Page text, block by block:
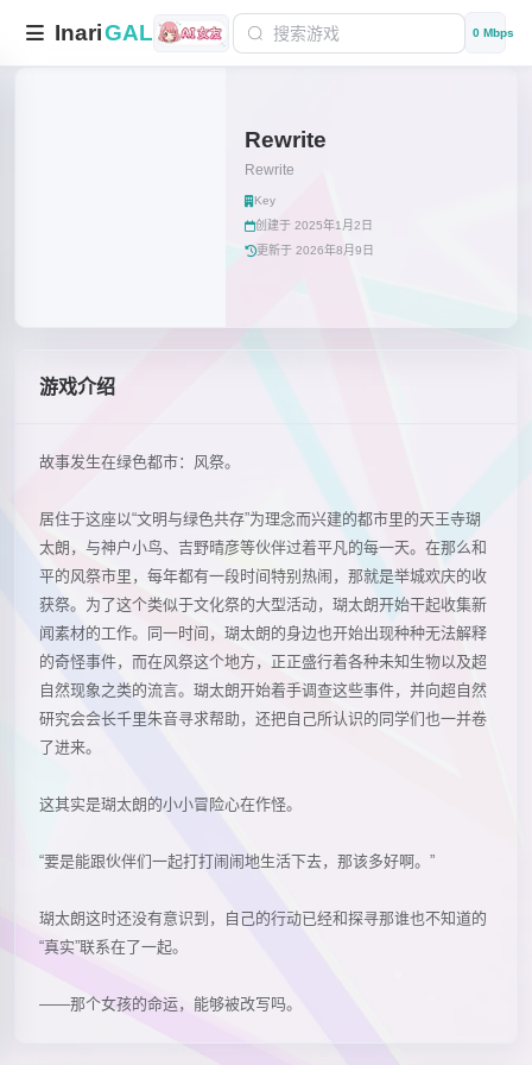
InariGAL 0 Mbps
Rewrite
Rewrite
Key
创建于 2025年1月2日
更新于 2026年8月9日
游戏介绍
故事发生在绿色都市：风祭。
居住于这座以“文明与绿色共存”为理念而兴建的都市里的天王寺瑚
太朗，与神户小鸟、吉野晴彦等伙伴过着平凡的每一天。在那么和
平的风祭市里，每年都有一段时间特别热闹，那就是举城欢庆的收
获祭。为了这个类似于文化祭的大型活动，瑚太朗开始干起收集新
闻素材的工作。同一时间，瑚太朗的身边也开始出现种种无法解释
的奇怪事件，而在风祭这个地方，正正盛行着各种未知生物以及超
自然现象之类的流言。瑚太朗开始着手调查这些事件，并向超自然
研究会会长千里朱音寻求帮助，还把自己所认识的同学们也一并卷
了进来。
这其实是瑚太朗的小小冒险心在作怪。
“要是能跟伙伴们一起打打闹闹地生活下去，那该多好啊。”
瑚太朗这时还没有意识到，自己的行动已经和探寻那谁也不知道的
“真实”联系在了一起。
——那个女孩的命运，能够被改写吗。